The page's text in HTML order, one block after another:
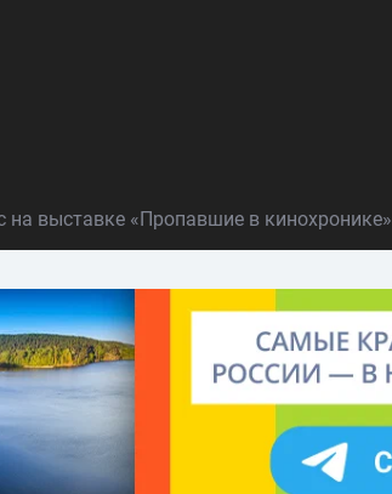
выставке «Пропавшие в кинохронике»